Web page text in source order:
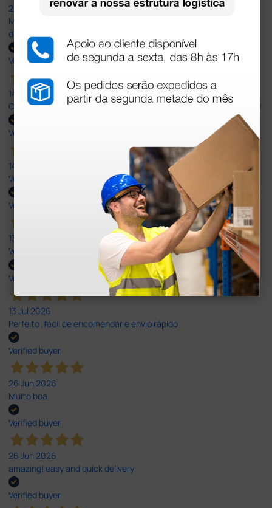
20 Jul 2026
Minha experiência foi super positiva. Bom atendimento e recebi
dentro do prazo. Obrigada.
Verified buyer
14 Jul 2026
Correct and timely delivery. Large offer of products. Good service!
Verified buyer
14 Jul 2026
Very Good!
Verified buyer
13 Jul 2026
Very good
Verified buyer
13 Jul 2026
Perfeito ,fácil de encomendar e envio rápido
Verified buyer
26 Jun 2026
Muito boa.
Verified buyer
26 Jun 2026
amazing! easy and quick delivery
Verified buyer